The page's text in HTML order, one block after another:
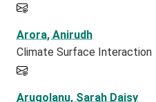
Arora, Anirudh
Climate Surface Interaction
Arugolanu, Sarah Daisy